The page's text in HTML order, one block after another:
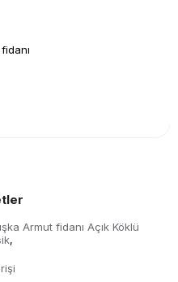
Armut fidanı Açık Köklü
,